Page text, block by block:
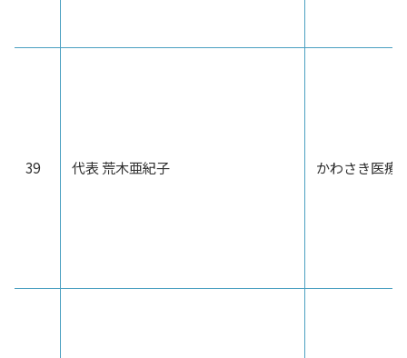
39 代表 荒木亜紀子 かわさき医療